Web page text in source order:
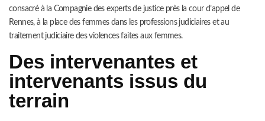
consacré à la Compagnie des experts de justice près la cour d’appel de
Rennes, à la place des femmes dans les professions judiciaires et au
traitement judiciaire des violences faites aux femmes.
Des intervenantes et
intervenants issus du
terrain